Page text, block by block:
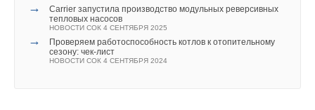
→
Carrier запустила производство модульных реверсивных
тепловых насосов
НОВОСТИ СОК 4 СЕНТЯБРЯ 2025
→
Проверяем работоспособность котлов к отопительному
сезону: чек-лист
НОВОСТИ СОК 4 СЕНТЯБРЯ 2024
Текст комментария
НОВОСТИ СОК 28 МАЯ 2026
ЕС ограничивает использование китайских инверторов в
НОВОСТИ СОК 27 АПРЕЛЯ 2026
Гибрид ванадиевой батареи и суперконденсатора